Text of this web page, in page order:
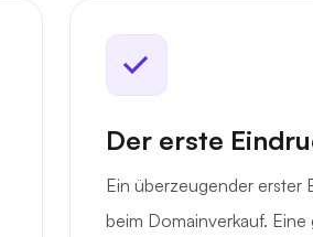
Der erste
Ein überzeugender erster
beim Domainverkauf.